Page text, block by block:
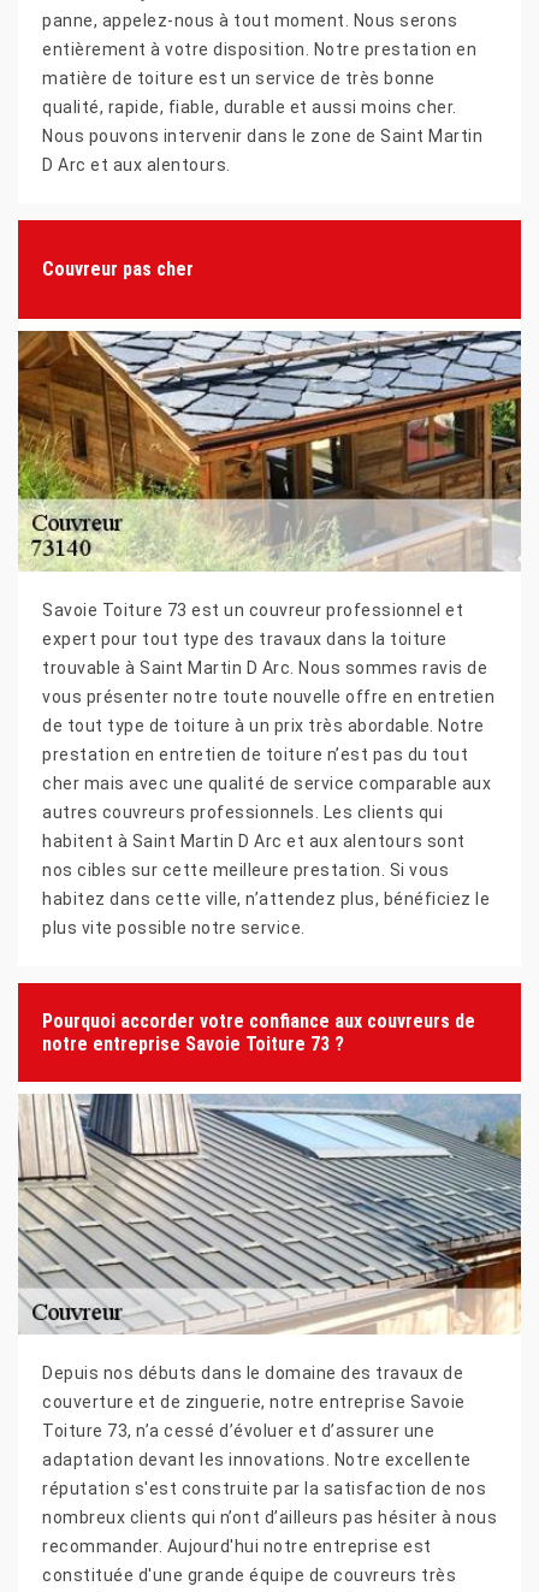
panne, appelez-nous à tout moment. Nous serons
entièrement à votre disposition. Notre prestation en
matière de toiture est un service de très bonne
qualité, rapide, fiable, durable et aussi moins cher.
Nous pouvons intervenir dans le zone de Saint Martin
D Arc et aux alentours.
Couvreur pas cher
Savoie Toiture 73 est un couvreur professionnel et
expert pour tout type des travaux dans la toiture
trouvable à Saint Martin D Arc. Nous sommes ravis de
vous présenter notre toute nouvelle offre en entretien
de tout type de toiture à un prix très abordable. Notre
prestation en entretien de toiture n’est pas du tout
cher mais avec une qualité de service comparable aux
autres couvreurs professionnels. Les clients qui
habitent à Saint Martin D Arc et aux alentours sont
nos cibles sur cette meilleure prestation. Si vous
habitez dans cette ville, n’attendez plus, bénéficiez le
plus vite possible notre service.
Pourquoi accorder votre confiance aux couvreurs de
notre entreprise Savoie Toiture 73 ?
Depuis nos débuts dans le domaine des travaux de
couverture et de zinguerie, notre entreprise Savoie
Toiture 73, n’a cessé d’évoluer et d’assurer une
adaptation devant les innovations. Notre excellente
réputation s'est construite par la satisfaction de nos
nombreux clients qui n’ont d’ailleurs pas hésiter à nous
recommander. Aujourd'hui notre entreprise est
constituée d'une grande équipe de couvreurs très